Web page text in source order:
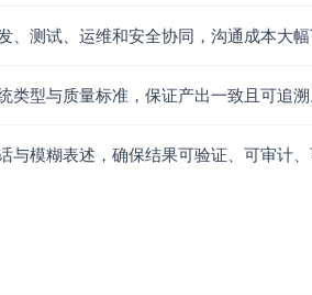
（不突破上述隔离指标）。
；复用既有CI/CD与灰度发布。
保障
区）条件下，生成与校验一致性审计数据，
测试、运维和安全协同，沟通成本大幅
型与质量标准，保证产出一致且可追溯
模糊表述，确保结果可验证、可审计、